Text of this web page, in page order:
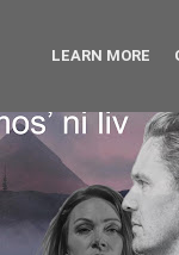
LEARN MORE